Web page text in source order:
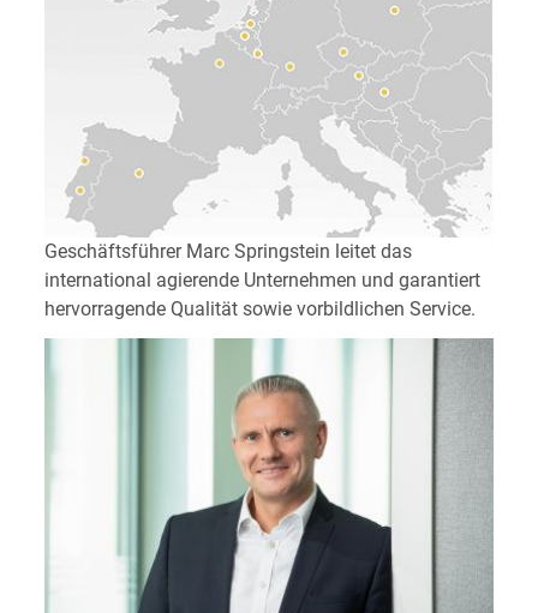
Geschäftsführer Marc Springstein leitet das
international agierende Unternehmen und garantiert
hervorragende Qualität sowie vorbildlichen Service.